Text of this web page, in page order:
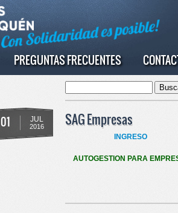
PREGUNTAS FRECUENTES
01 JUL
2016
Formulario de búsqueda
SAG Empresas
INGRESO
AUTOGESTION PARA